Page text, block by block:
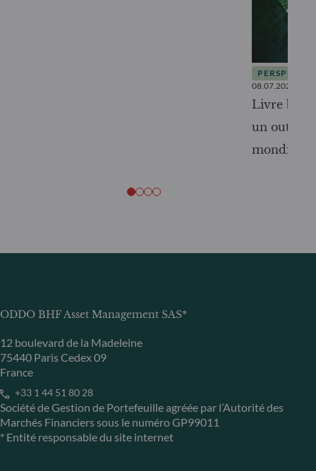
08.07.2026
Livre
un outil
mondiale
ODDO BHF Asset Management SAS*
12 boulevard de la Madeleine
75440 Paris Cedex 09
France
+33 1 44 51 80 28
Société de Gestion de Portefeuille agréée par l’Autorité des
Marchés Financiers sous le numéro GP99011
* Entité responsable du site internet